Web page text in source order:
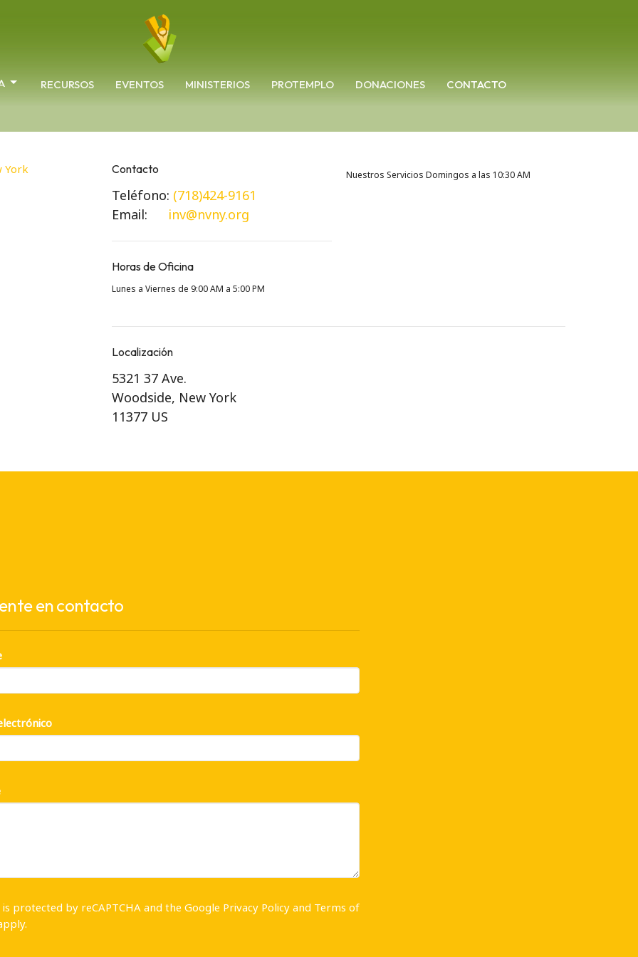
RECURSOS EVENTOS MINISTERIOS PROTEMPLO DONACIONES CONTACTO
Contacto
Teléfono: (718)424-9161
Email: inv@nvny.org
Horas de Oficina
Lunes a Viernes de 9:00 AM a 5:00 PM
Nuestros Servicios Domingos a las 10:30 AM
Localización
5321 37 Ave.
Woodside, New York
11377 US
en contacto
is protected by reCAPTCHA and the Google Privacy Policyand Terms of